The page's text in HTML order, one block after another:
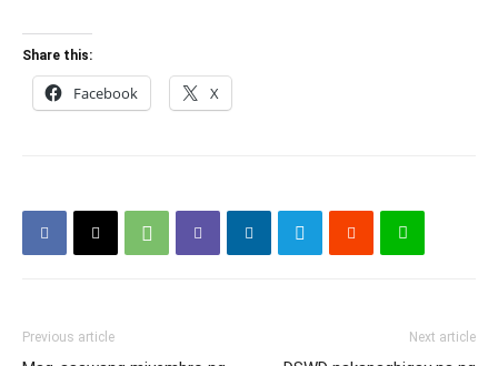
Share this:
Facebook X
Previous article Next article